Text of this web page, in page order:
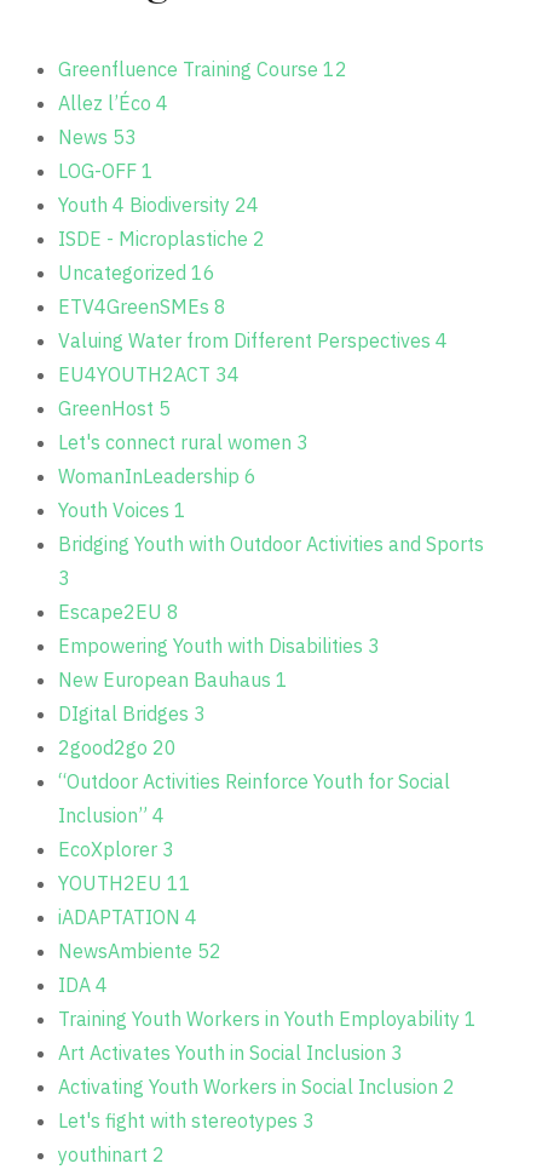
Greenfluence Training Course 12
Allez l’Éco 4
News 53
LOG-OFF 1
Youth 4 Biodiversity 24
ISDE - Microplastiche 2
Uncategorized 16
ETV4GreenSMEs 8
Valuing Water from Different Perspectives 4
EU4YOUTH2ACT 34
GreenHost 5
Let's connect rural women 3
WomanInLeadership 6
Youth Voices 1
Bridging Youth with Outdoor Activities and Sports
3
Escape2EU 8
Empowering Youth with Disabilities 3
New European Bauhaus 1
DIgital Bridges 3
2good2go 20
“Outdoor Activities Reinforce Youth for Social
Inclusion” 4
EcoXplorer 3
YOUTH2EU 11
iADAPTATION 4
NewsAmbiente 52
IDA 4
Training Youth Workers in Youth Employability 1
Art Activates Youth in Social Inclusion 3
Activating Youth Workers in Social Inclusion 2
Let's fight with stereotypes 3
youthinart 2